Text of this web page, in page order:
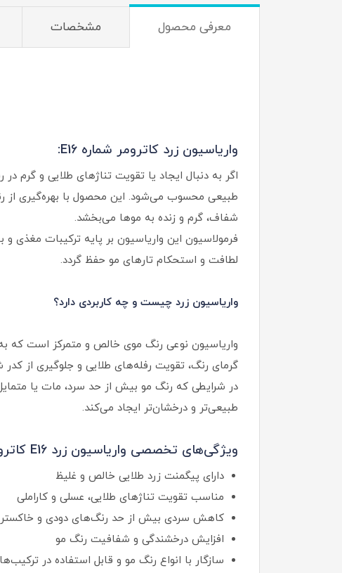
معرفی محصول مشخصات
واریاسیون زرد کاترومر شماره E16:
طبیعی محسوب می‌شود. این محصول با بهره‌گیری از
شفاف، گرم و زنده به موها می‌بخشد.
فرمولاسیون این واریاسیون بر پایه ترکیبات
لطافت و استحکام تارهای مو حفظ گردد.
واریاسیون زرد چیست و چه کاربردی دارد؟
واریاسیون نوعی رنگ موی خالص و متمرکز است که
گرمای رنگ، تقویت رفله‌های طلایی و جلوگیری از
در شرایطی که رنگ مو بیش از حد سرد، مات یا متمایل
طبیعی‌تر و درخشان‌تر ایجاد می‌کند.
ویژگی‌های تخصصی واریاسیون زرد E16 کاترومر:
دارای پیگمنت زرد طلایی خالص و غلیظ
مناسب تقویت تناژهای طلایی، عسلی و کاراملی
کاهش سردی بیش از حد رنگ‌های دودی و
افزایش درخشندگی و شفافیت رنگ مو
سازگار با انواع رنگ مو و قابل استفاده در